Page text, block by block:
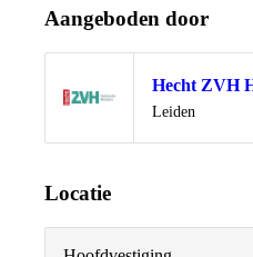
Aangeboden door
Hecht ZVH
Locatie
Leiden
Locatie